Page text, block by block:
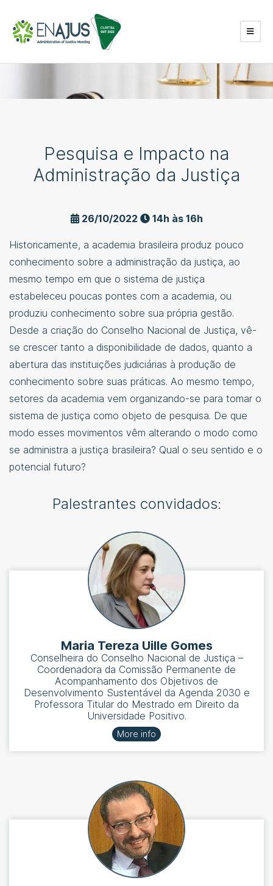
Pesquisa e Impacto na
Administração da Justiça
26/10/2022 14h às 16h
Historicamente, a academia brasileira produz pouco
conhecimento sobre a administração da justiça, ao
mesmo tempo em que o sistema de justiça
estabeleceu poucas pontes com a academia, ou
produziu conhecimento sobre sua própria gestão.
Desde a criação do Conselho Nacional de Justiça, vê-
se crescer tanto a disponibilidade de dados, quanto a
abertura das instituições judiciárias à produção de
conhecimento sobre suas práticas. Ao mesmo tempo,
setores da academia vem organizando-se para tomar o
sistema de justiça como objeto de pesquisa. De que
modo esses movimentos vêm alterando o modo como
se administra a justiça brasileira? Qual o seu sentido e o
potencial futuro?
Palestrantes convidados:
Maria Tereza Uille Gomes
Conselheira do Conselho Nacional de Justiça –
Coordenadora da Comissão Permanente de
Acompanhamento dos Objetivos de
Desenvolvimento Sustentável da Agenda 2030 e
Professora Titular do Mestrado em Direito da
Universidade Positivo.
More info